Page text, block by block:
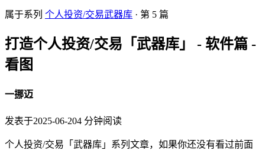
属于系列 个人投资/交易武器库 · 第 5 篇
打造个人投资/交易「武器库」 - 软件篇 -
看图
一挪迈
发表于2025-06-204 分钟阅读
个人投资/交易「武器库」系列文章，如果你还没有看过前面